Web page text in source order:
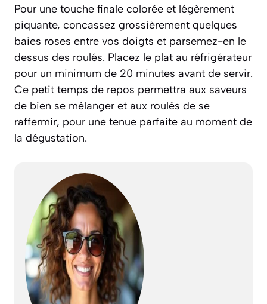
Pour une touche finale colorée et légèrement
piquante, concassez grossièrement quelques
baies roses entre vos doigts et parsemez-en le
dessus des roulés. Placez le plat au réfrigérateur
pour un minimum de 20 minutes avant de servir.
Ce petit temps de repos permettra aux saveurs
de bien se mélanger et aux roulés de se
raffermir, pour une tenue parfaite au moment de
la dégustation.